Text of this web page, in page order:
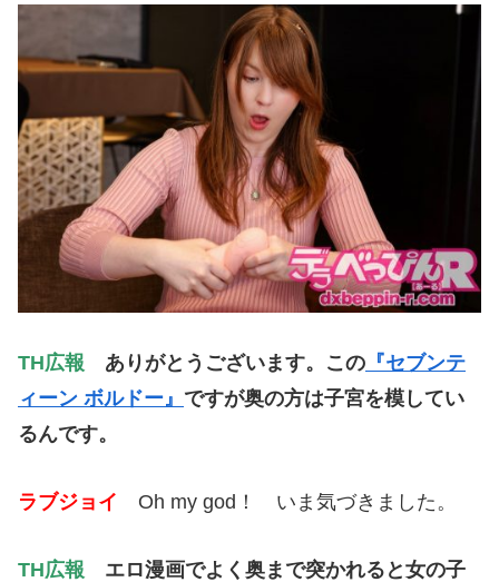
TH広報 ありがとうございます。この 『セブンテ
ィーン ボルドー』 ですが奥の方は子宮を模してい
るんです。
ラブジョイ Oh my god！ いま気づきました。
TH広報 エロ漫画でよく奥まで突かれると女の子